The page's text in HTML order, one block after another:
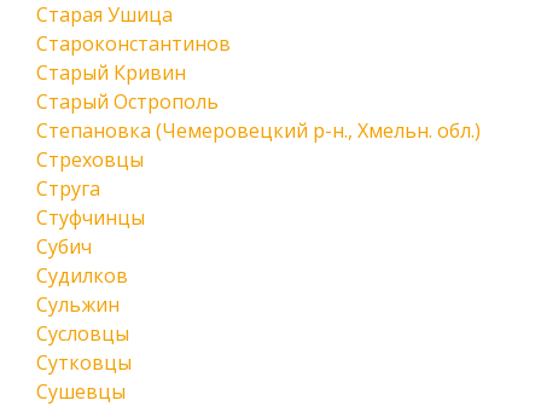
Старая Ушица
Староконстантинов
Старый Кривин
Старый Острополь
Степановка (Чемеровецкий р-н., Хмельн. обл.)
Стреховцы
Струга
Стуфчинцы
Субич
Судилков
Сульжин
Сусловцы
Сутковцы
Сушевцы